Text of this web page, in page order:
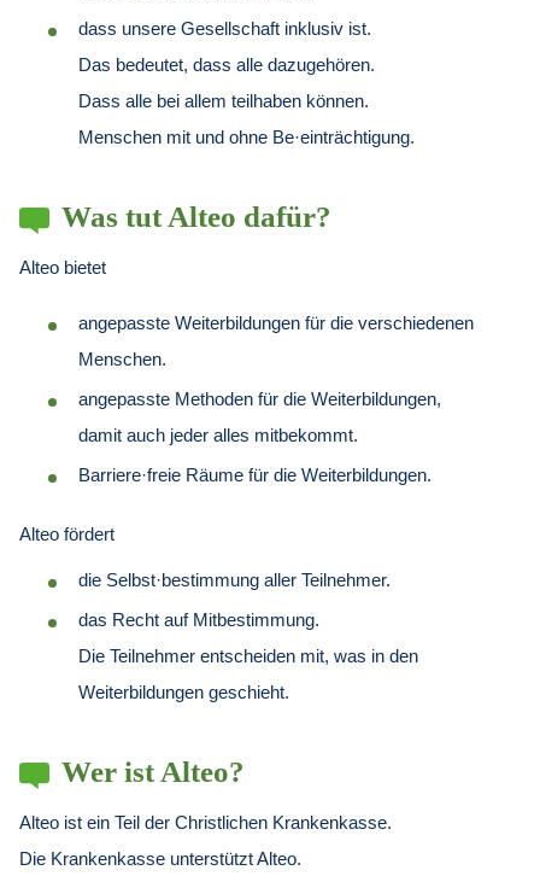
dass unsere Gesellschaft inklusiv ist.
Das bedeutet, dass alle dazugehören.
Dass alle bei allem teilhaben können.
Menschen mit und ohne Be·einträchtigung.
Was tut Alteo dafür?
Alteo bietet
angepasste Weiterbildungen für die verschiedenen
Menschen.
angepasste Methoden für die Weiterbildungen,
damit auch jeder alles mitbekommt.
Barriere·freie Räume für die Weiterbildungen.
Alteo fördert
die Selbst·bestimmung aller Teilnehmer.
das Recht auf Mitbestimmung.
Die Teilnehmer entscheiden mit, was in den
Weiterbildungen geschieht.
Wer ist Alteo?
Alteo ist ein Teil der Christlichen Krankenkasse.
Die Krankenkasse unterstützt Alteo.